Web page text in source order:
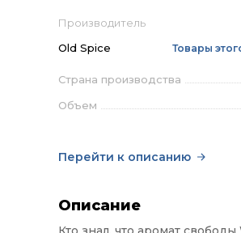
Производитель
Old Spice
Товары
Страна производства
Объем
Перейти к описанию
Описание